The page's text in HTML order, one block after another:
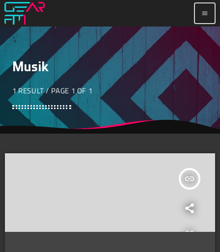
menu
Musik
1 RESULT / PAGE 1 OF 1
insert_link